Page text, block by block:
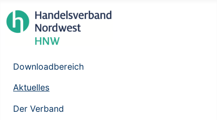
Downloadbereich
Aktuelles
Der Verband